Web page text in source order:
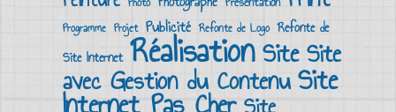
Programme Projet Publicité Refonte de Logo Refonte de
Site Internet Réalisation Site Site
avec Gestion du Contenu Site